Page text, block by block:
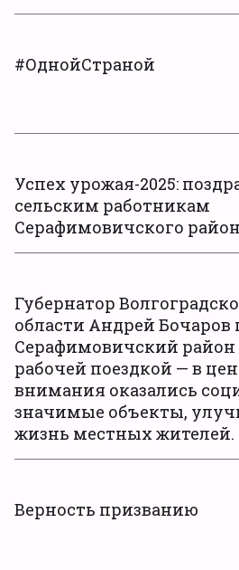
#ОднойСтраной
Успех урожая-2025:
сельским работникам
Серафимовичского
Губернатор
области Андрей Бочаров
Серафимовичский район
рабочей поездкой — в
внимания оказались
значимые объекты,
жизнь местных жителей.
Верность призванию